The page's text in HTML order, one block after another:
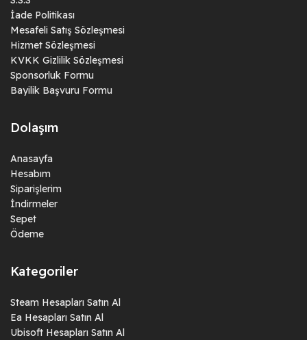
İade Politikası
Mesafeli Satış Sözleşmesi
Hizmet Sözleşmesi
KVKK Gizlilik Sözleşmesi
Sponsorluk Formu
Bayilik Başvuru Formu
Dolaşım
Anasayfa
Hesabım
Siparişlerim
İndirmeler
Sepet
Ödeme
Kategoriler
Steam Hesapları Satın Al
Ea Hesapları Satın Al
Ubisoft Hesapları Satın Al